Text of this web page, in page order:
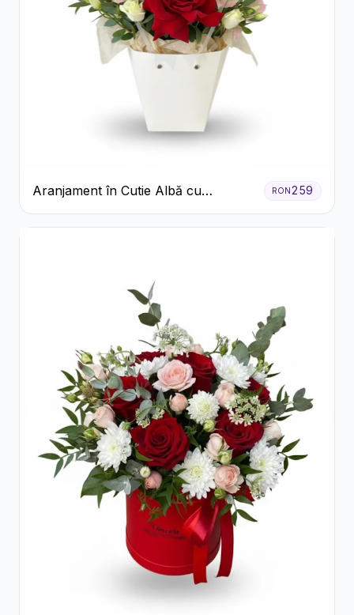
Aranjament în Cutie Albă cu
Trandafiri Roșii și Lisianthus
RON259